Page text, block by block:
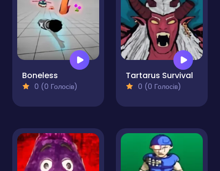
Boneless
0 (0 Голосів)
Tartarus Survival
0 (0 Голосів)